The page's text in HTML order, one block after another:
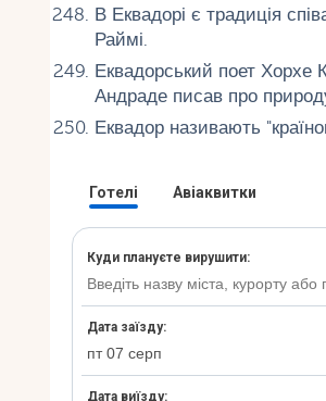
В Еквадорі є традиція
Раймі.
Еквадорський поет Хорхе
Андраде писав про
Еквадор називають